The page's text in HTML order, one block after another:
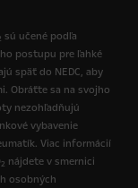
sú učené podľa
postupu pre ľahké
späť do NEDC, aby
Obráťte sa na svojho
nezohľadňujú
vybavenie
Viac informácií
2 nájdete v smernici
osobných